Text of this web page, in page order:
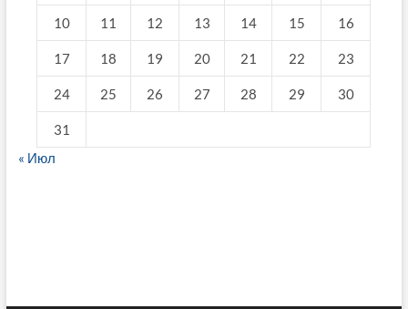
10 11 12 13 14 15 16
17 18 19 20 21 22 23
24 25 26 27 28 29 30
31
« Июл